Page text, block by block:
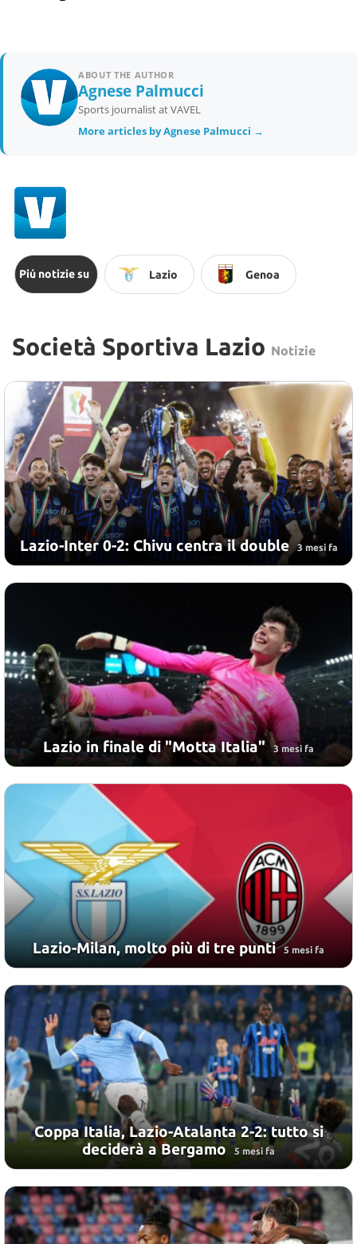
ABOUT THE AUTHOR
Agnese Palmucci
Sports journalist at VAVEL
More articles by Agnese Palmucci →
Piú notizie su Lazio Genoa
Società Sportiva Lazio Notizie
Lazio-Inter 0-2: Chivu centra il double 3 mesi fa
Lazio in finale di "Motta Italia" 3 mesi fa
Lazio-Milan, molto più di tre punti 5 mesi fa
Coppa Italia, Lazio-Atalanta 2-2: tutto si
deciderà a Bergamo
5 mesi fa